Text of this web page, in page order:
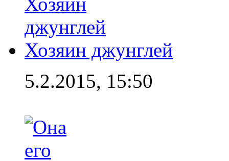
Хозяин джунглей
5.2.2015, 15:50